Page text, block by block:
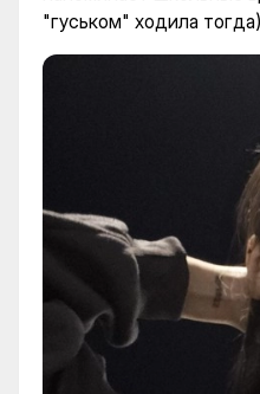
"гуськом" ходила тогда)